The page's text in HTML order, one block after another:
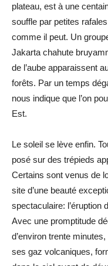
plateau, est à une
souffle par petites
comme il peut. Un
Jakarta chahute
de l’aube apparaissent
forêts. Par un temps
nous indique que l’on
Est.
Le soleil se lève enfin.
posé sur des trépieds
Certains sont venus de
site d’une beauté
spectaculaire: l’éruption
Avec une promptitude
d’environ trente
ses gaz volcaniques,